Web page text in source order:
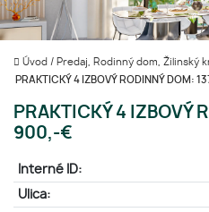
Úvod / Predaj, Rodinný dom, Žilinský
PRAKTICKÝ 4 IZBOVÝ RODINNÝ DOM:
PRAKTICKÝ 4 IZBOVÝ
900,-€
Interné ID:
Ulica: